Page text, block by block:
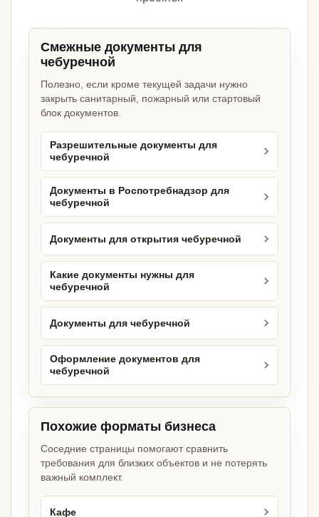
Смежные документы для
чебуречной
Полезно, если кроме текущей задачи нужно
закрыть санитарный, пожарный или стартовый
блок документов.
Разрешительные документы для
чебуречной
Документы в Роспотребнадзор для
чебуречной
Документы для открытия чебуречной
Какие документы нужны для
чебуречной
Документы для чебуречной
Оформление документов для
чебуречной
Похожие форматы бизнеса
Соседние страницы помогают сравнить
требования для близких объектов и не потерять
важный комплект.
Кафе